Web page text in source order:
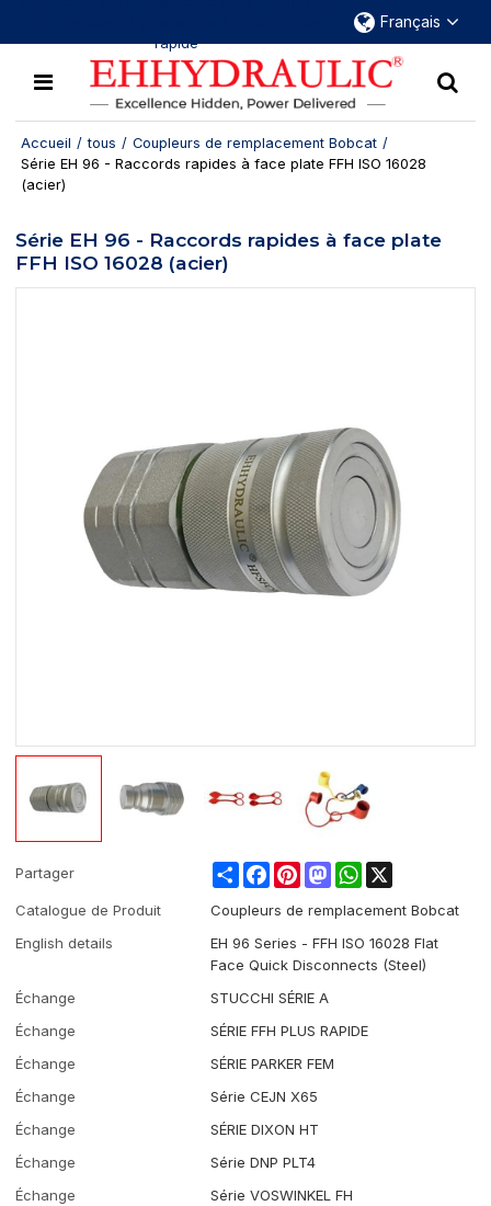
rapide
Français
Accueil / tous / Coupleurs de remplacement Bobcat /
Série EH 96 - Raccords rapides à face plate FFH ISO 16028
(acier)
Série EH 96 - Raccords rapides à face plate
FFH ISO 16028 (acier)
Partager ShareFacebookPinterestMastodonWhatsApp
Catalogue de Produit
Coupleurs de remplacement Bobcat
English details
EH 96 Series - FFH ISO 16028 Flat
Face Quick Disconnects (Steel)
Échange
STUCCHI SÉRIE A
Échange
SÉRIE FFH PLUS RAPIDE
Échange
SÉRIE PARKER FEM
Échange
Série CEJN X65
Échange
SÉRIE DIXON HT
Échange
Série DNP PLT4
Échange
Série VOSWINKEL FH